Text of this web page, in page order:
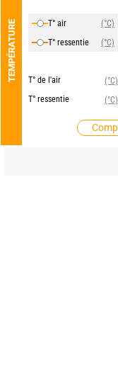
TEMPÉRATURE T° air
(°C)
T° ressentie
(°C)
T° de l'air
(°C)
T° ressentie
(°C)